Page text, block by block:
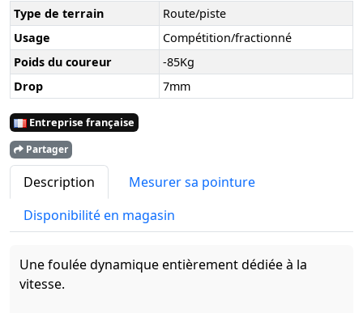
Type de terrain
Route/piste
Usage
Compétition/fractionné
Poids du coureur
-85Kg
Drop
7mm
Entreprise française
Partager
Description
Mesurer sa pointure
Disponibilité en magasin
Une foulée dynamique entièrement dédiée à la
vitesse.